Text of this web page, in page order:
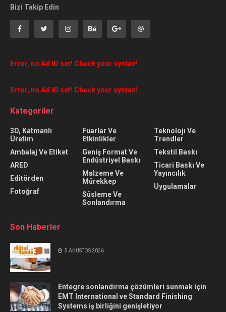
Bizi Takip Edin
Error, no Ad ID set! Check your syntax!
Error, no Ad ID set! Check your syntax!
Kategoriler
3D, Katmanlı
Üretim
Ambalaj Ve Etiket
ARED
Editörden
Fotoğraf
Fuarlar Ve
Etkinlikler
Geniş Format Ve
Endüstriyel Baskı
Malzeme Ve
Mürekkep
Süsleme Ve
Sonlandırma
Teknolojı Ve
Trendler
Tekstil Baskı
Ticari Baskı Ve
Yayıncılık
Uygulamalar
Son Haberler
5 AĞUSTOS 2026
Entegre sonlandırma çözümleri sunmak için
EMT International ve Standard Finishing
Systems iş birliğini genişletiyor